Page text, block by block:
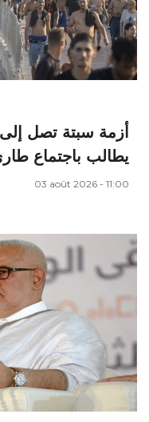
أزمة سبتة تصل إلى
يطالب باجتماع
03 août 2026 - 11:00